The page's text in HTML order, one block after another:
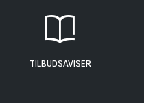
TILBUDSAVISER